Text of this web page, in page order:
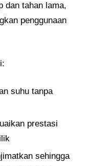
dan tahan lama,
penggunaan
suhu tanpa
prestasi
sehingga